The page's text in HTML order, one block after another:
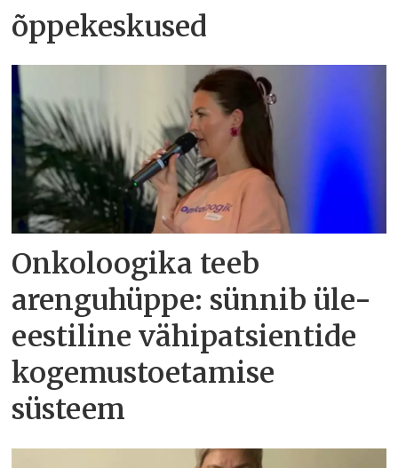
õppekeskused
Onkoloogika teeb
arenguhüppe: sünnib üle-
eestiline vähipatsientide
kogemustoetamise
süsteem